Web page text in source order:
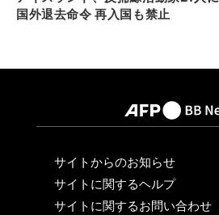
国外退去命令 再入国も禁止
サイトからのお知らせ
サイトに関するヘルプ
サイトに関するお問い合わせ